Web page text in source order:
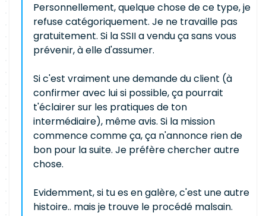
Personnellement, quelque chose de ce type, je
refuse catégoriquement. Je ne travaille pas
gratuitement. Si la SSII a vendu ça sans vous
prévenir, à elle d'assumer.
Si c'est vraiment une demande du client (à
confirmer avec lui si possible, ça pourrait
t'éclairer sur les pratiques de ton
intermédiaire), même avis. Si la mission
commence comme ça, ça n'annonce rien de
bon pour la suite. Je préfère chercher autre
chose.
Evidemment, si tu es en galère, c'est une autre
histoire.. mais je trouve le procédé malsain.